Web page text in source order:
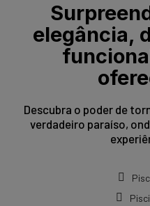
elegância,
Descubra o poder de
verdadeiro paraíso,